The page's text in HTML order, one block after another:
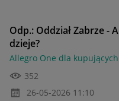
Odp.: Oddział Zabrze -
dzieje?
Allegro One dla kupujących
352
‎26-05-2026 11:10